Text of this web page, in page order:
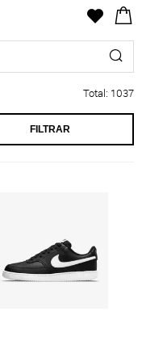
Total: 1037
FILTRAR